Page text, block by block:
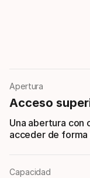
Apertura
Acceso
Una abertura con
acceder de
Capacidad